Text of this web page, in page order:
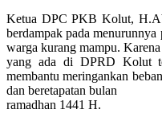
Ketua DPC PKB Kolut,
berdampak pada menurunnya
warga kurang mampu.
yang ada di DPRD Kolut
membantu meringankan
dan beretapatan bulan
ramadhan 1441 H.